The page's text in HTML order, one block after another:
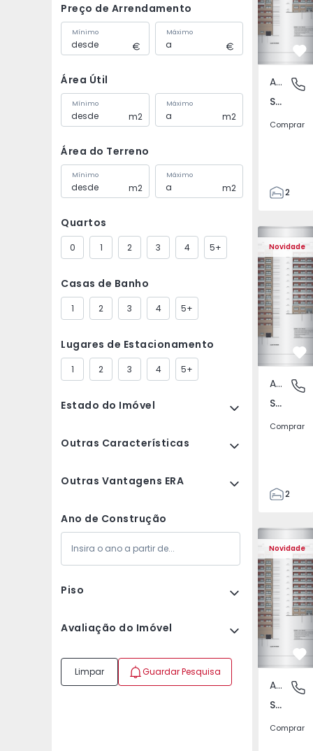
Preço de Arrendamento
Mínimo Máximo
Área Útil
Mínimo
m2
Máximo
m2
Área do Terreno
Mínimo
m2
Máximo
m2
Quartos
0 1 2 3 4 5+
Casas de Banho
1 2 3 4 5+
Lugares de Estacionamento
1 2 3 4 5+
Estado do Imóvel
Outras Características
Outras Vantagens ERA
Ano de Construção
Piso
Avaliação do Imóvel
Limpar Guardar Pesquisa
Santa
Apartamento
Santa Marta do Pinhal, Seixal
Comprar
2
82
82
Novidade
Santa
Apartamento
Santa Marta do Pinhal, Seixal
Comprar
2
82
82
Novidade
Santa
Apartamento
Santa Marta do Pinhal, Seixal
Comprar